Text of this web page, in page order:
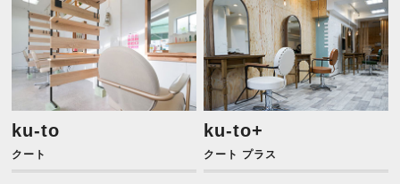
ku-to
クート
ku-to+
クート プラス